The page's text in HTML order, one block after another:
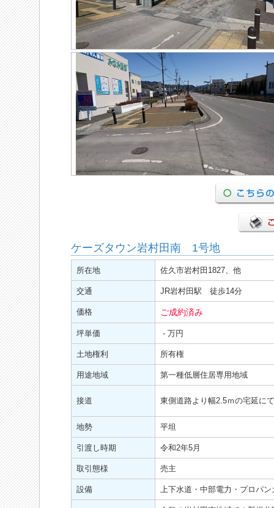
ケーズタウン岩村田南 1号地
所在地 佐久市岩村田1827、他
交通 JR岩村田駅 徒歩14分
価格 ご成約済み
坪単価 - 万円
土地権利 所有権
用途地域 第一種低層住居専用地域
接道 東側道路より幅2.5ｍの宅延に
地勢 平坦
引渡し時期 令和2年5月
取引態様 売主
設備 上下水道・中部電力・プロパン